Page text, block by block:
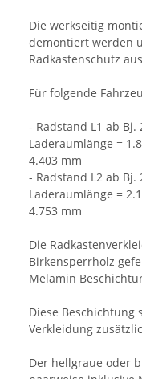
Die werkseitig
demontiert werden
Radkastenschutz
Für folgende
- Radstand L1 ab
Laderaumlänge =
4.403 mm
- Radstand L2 ab
Laderaumlänge =
4.753 mm
Die
Birkensperrholz
Melamin
Diese Beschichtung
Verkleidung
Der hellgraue oder